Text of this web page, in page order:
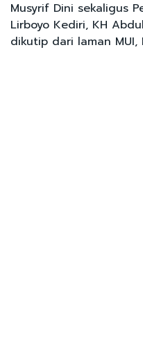
Musyrif Dini sekaligus
Lirboyo Kediri, KH
dikutip dari laman MUI,